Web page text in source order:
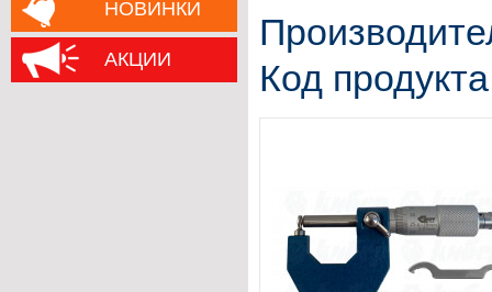
НОВИНКИ
АКЦИИ
Код